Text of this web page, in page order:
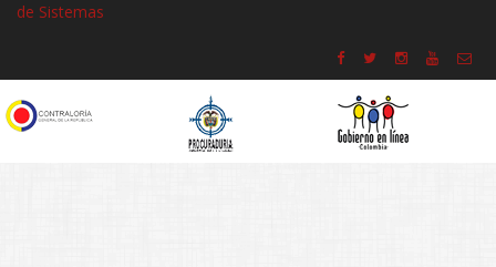
de Sistemas